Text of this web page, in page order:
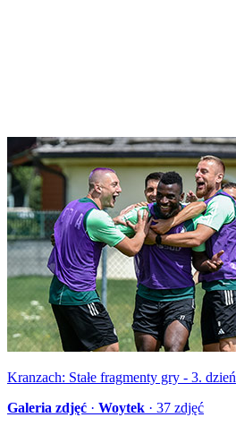
Kranzach: Stałe fragmenty gry - 3. dzień
Galeria zdjęć · Woytek · 37 zdjęć